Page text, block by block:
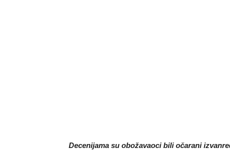
Decenijama su obožavaoci bili očarani